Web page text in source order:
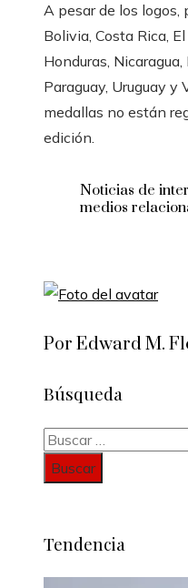
A pesar de los logos,
Bolivia, Costa Rica,
Honduras, Nicaragua,
Paraguay, Uruguay y
medallas no están
edición.
Noticias de
medios
Por Edward M.
Búsqueda
Buscar:
Tendencia